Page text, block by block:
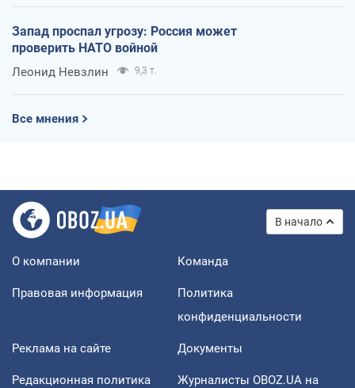
Запад проспал угрозу: Россия может
проверить НАТО войной
Леонид Невзлин 9,3 т.
Все мнения
В начало
О компании Команда
Правовая информация
Политика
конфиденциальности
Реклама на сайте Документы
Редакционная политика
Журналисты OBOZ.UA на